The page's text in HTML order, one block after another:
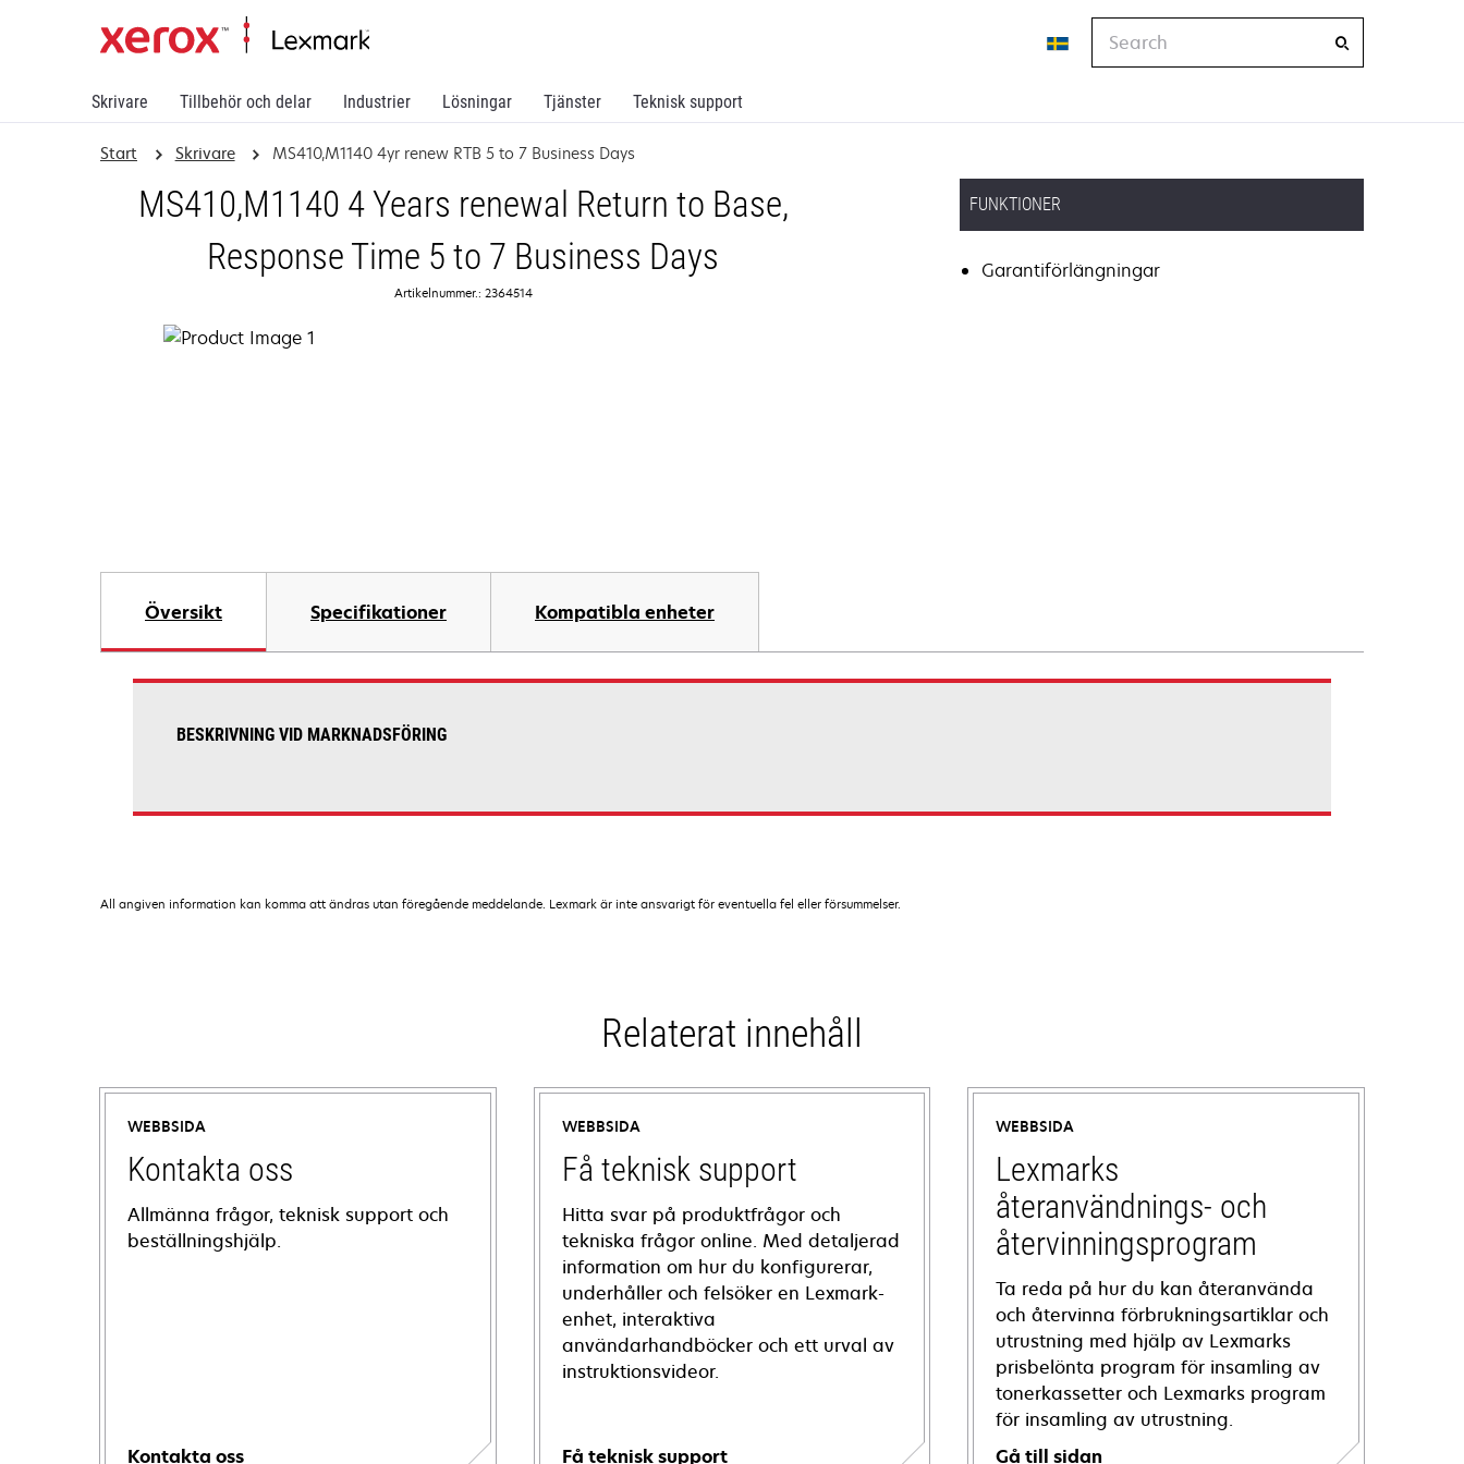
Skrivare Tillbehör och delar Industrier Lösningar Tjänster Teknisk support
Start Skrivare MS410,M1140 4yr renew RTB 5 to 7 Business Days
MS410,M1140 4 Years renewal Return to Base,
Response Time 5 to 7 Business Days
Artikelnummer.: 2364514
FUNKTIONER
Garantiförlängningar
Översikt Specifikationer Kompatibla enheter
BESKRIVNING VID MARKNADSFÖRING
All angiven information kan komma att ändras utan föregående meddelande. Lexmark är inte ansvarigt för eventuella fel eller försummelser.
Relaterat innehåll
WEBBSIDA
Kontakta oss
Allmänna frågor, teknisk support och
beställningshjälp.
Kontakta oss
WEBBSIDA
Få teknisk support
Hitta svar på produktfrågor och
tekniska frågor online. Med detaljerad
information om hur du konfigurerar,
underhåller och felsöker en Lexmark-
enhet, interaktiva
användarhandböcker och ett urval av
instruktionsvideor.
Få teknisk support
WEBBSIDA
Lexmarks
återanvändnings- och
återvinningsprogram
Ta reda på hur du kan återanvända
och återvinna förbrukningsartiklar och
utrustning med hjälp av Lexmarks
prisbelönta program för insamling av
tonerkassetter och Lexmarks program
för insamling av utrustning.
Gå till sidan